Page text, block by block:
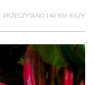
PRZECZYTANO 140 936 RAZY